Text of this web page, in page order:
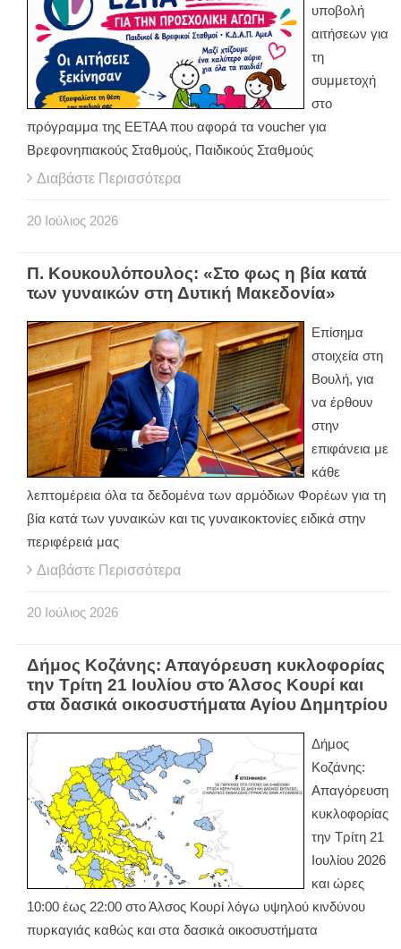
υποβολή
αιτήσεων για
τη
συμμετοχή
στο
πρόγραμμα της ΕΕΤΑΑ που αφορά τα voucher για
Βρεφονηπιακούς Σταθμούς, Παιδικούς Σταθμούς
Διαβάστε Περισσότερα
20 Ιούλιος 2026
Π. Κουκουλόπουλος: «Στο φως η βία κατά
των γυναικών στη Δυτική Μακεδονία»
Επίσημα
στοιχεία στη
Βουλή, για
να έρθουν
στην
επιφάνεια με
κάθε
λεπτομέρεια όλα τα δεδομένα των αρμόδιων Φορέων για τη
βία κατά των γυναικών και τις γυναικοκτονίες ειδικά στην
περιφέρειά μας
Διαβάστε Περισσότερα
20 Ιούλιος 2026
Δήμος Κοζάνης: Απαγόρευση κυκλοφορίας
την Τρίτη 21 Ιουλίου στο Άλσος Κουρί και
στα δασικά οικοσυστήματα Αγίου Δημητρίου
Δήμος
Κοζάνης:
Απαγόρευση
κυκλοφορίας
την Τρίτη 21
Ιουλίου 2026
και ώρες
10:00 έως 22:00 στο Άλσος Κουρί λόγω υψηλού κινδύνου
πυρκαγιάς καθώς και στα δασικά οικοσυστήματα